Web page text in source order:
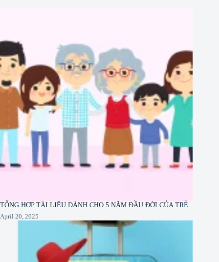
TỔNG HỢP TÀI LIỆU DÀNH CHO 5 NĂM ĐẦU ĐỜI CỦA TRẺ
April 20, 2025